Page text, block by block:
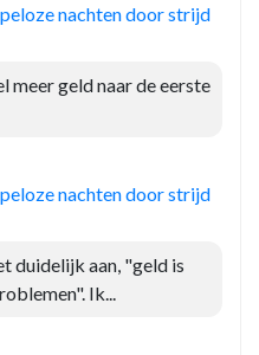
nachten door strijd
meer geld naar de eerste
nachten door strijd
duidelijk aan, "geld is
Ik...